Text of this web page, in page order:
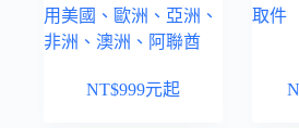
用美國、歐洲、亞洲、
非洲、澳洲、阿聯酋
NT$999元起
取件